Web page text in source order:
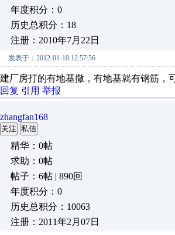
年度积分：0
历史总积分：18
注册：2010年7月22日
发表于：2012-01-10 12:57:56
建厂房打的有地基撒，有地基就有钢筋，
回复 引用 举报
zhangfan168
关注 私信
精华：0帖
求助：0帖
帖子：6帖 | 890回
年度积分：0
历史总积分：10063
注册：2011年2月07日